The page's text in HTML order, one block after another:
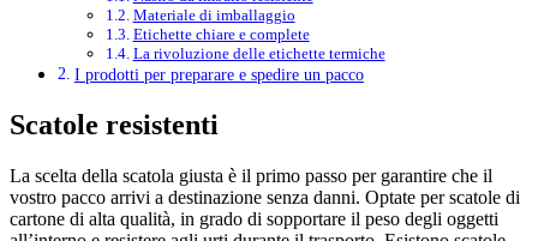
Materiale di imballaggio
Etichette chiare e complete
La rivoluzione delle etichette termiche
I prodotti per preparare e spedire un pacco
Scatole resistenti
La scelta della scatola giusta è il primo passo per garantire che il
vostro pacco arrivi a destinazione senza danni. Optate per scatole di
cartone di alta qualità, in grado di sopportare il peso degli oggetti